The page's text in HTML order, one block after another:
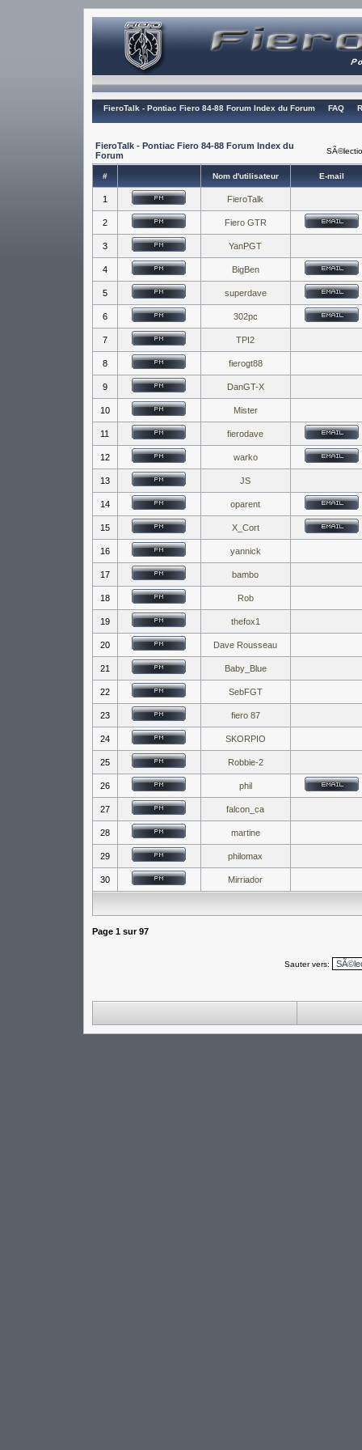
FieroTalk - Pontiac Fiero 84-88 Forum Index du Forum FAQ
FieroTalk - Pontiac Fiero 84-88 Forum Index du
Forum
# Nom d'utilisateur E-mail
1 FieroTalk
2 Fiero GTR
3 YanPGT
4 BigBen
5 superdave
6 302pc
7 TPI2
8 fierogt88
9 DanGT-X
10 Mister
11 fierodave
12 warko
13 JS
14 oparent
15 X_Cort
16 yannick
17 bambo
18 Rob
19 thefox1
20 Dave Rousseau
21 Baby_Blue
22 SebFGT
23 fiero 87
24 SKORPIO
25 Robbie-2
26 phil
27 falcon_ca
28 martine
29 philomax
30 Mirriador
Page 1sur97
Sauter vers: